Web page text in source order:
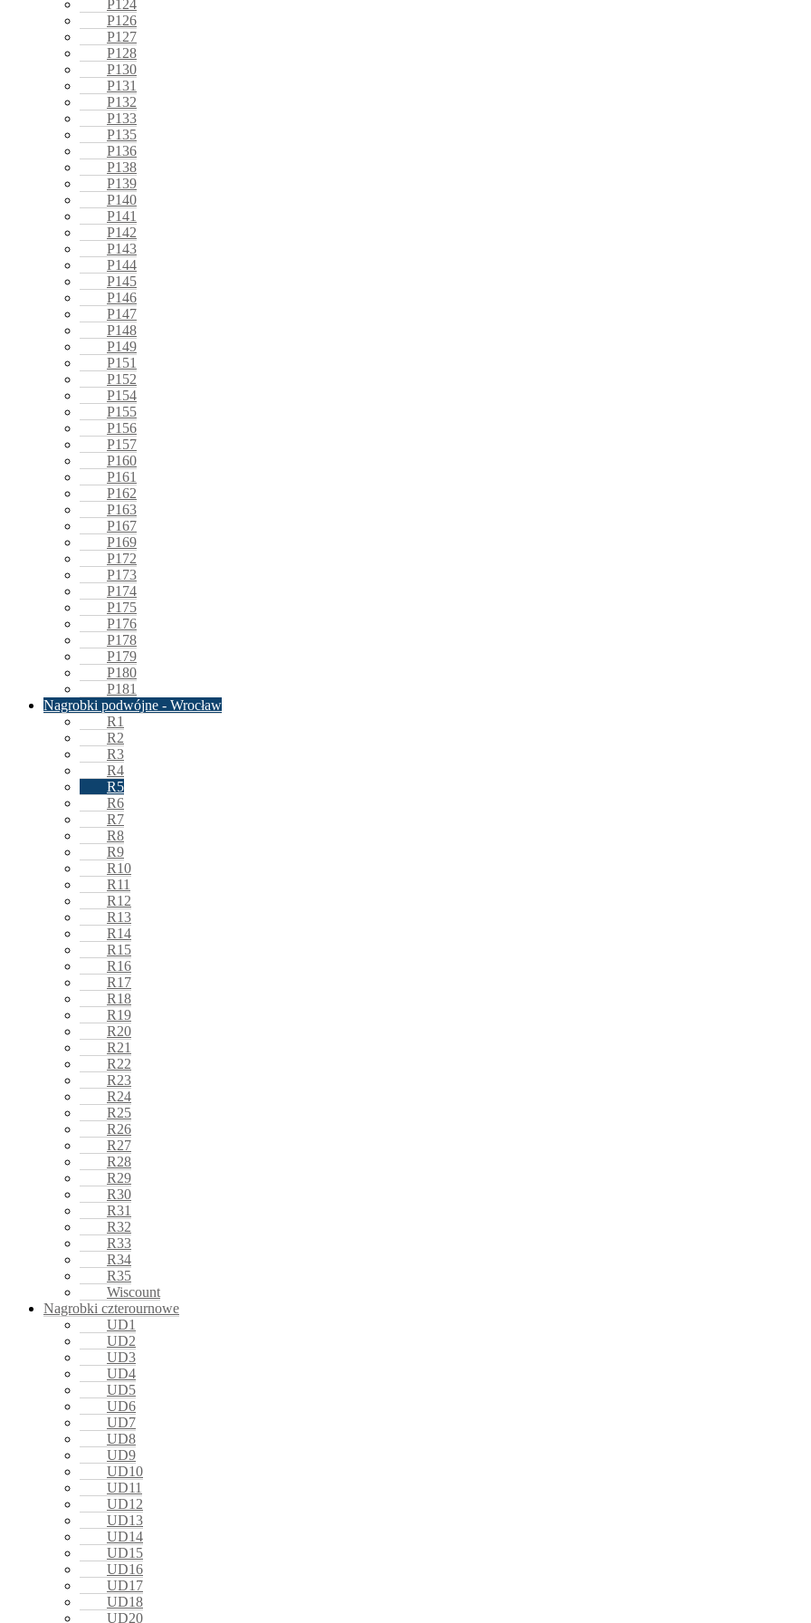
P124
P126
P127
P128
P130
P131
P132
P133
P135
P136
P138
P139
P140
P141
P142
P143
P144
P145
P146
P147
P148
P149
P151
P152
P154
P155
P156
P157
P160
P161
P162
P163
P167
P169
P172
P173
P174
P175
P176
P178
P179
P180
P181
Nagrobki podwójne - Wrocław
R1
R2
R3
R4
R5
R6
R7
R8
R9
R10
R11
R12
R13
R14
R15
R16
R17
R18
R19
R20
R21
R22
R23
R24
R25
R26
R27
R28
R29
R30
R31
R32
R33
R34
R35
Wiscount
Nagrobki czterournowe
UD1
UD2
UD3
UD4
UD5
UD6
UD7
UD8
UD9
UD10
UD11
UD12
UD13
UD14
UD15
UD16
UD17
UD18
UD20